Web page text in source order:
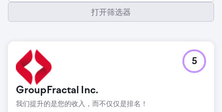
打开筛选器
GroupFractal Inc.
我们提升的是您的收入，而不仅仅是排名！
5